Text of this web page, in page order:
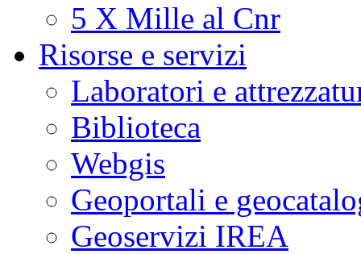
5 X Mille al Cnr
Risorse e servizi
Laboratori e
Biblioteca
Webgis
Geoportali e
Geoservizi IREA